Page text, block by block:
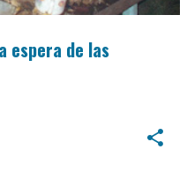
espera de las